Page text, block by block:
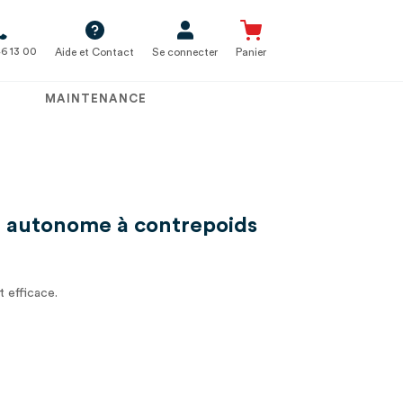
13 00 Aide et Contact Se connecter Panier
MAINTENANCE
autonome à contrepoids
efficace.